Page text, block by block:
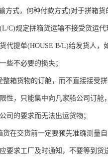
方式，何种付款方式)对于拼箱
C)规定拼箱货运输不接受货运
代提单(HOUSE B/L)给发货人
些不必要的损失；
箱货物的订舱，而不直接接受
性，只能集中向几家船公司订
司的要求而无法出运货物；
在交货前一定要预先准确测量
要求工厂及时通知，不要等到